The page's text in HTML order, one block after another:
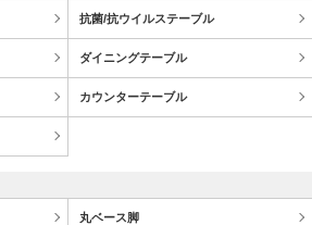
抗菌/抗ウイルステーブル
ダイニングテーブル
カウンターテーブル
丸ベース脚